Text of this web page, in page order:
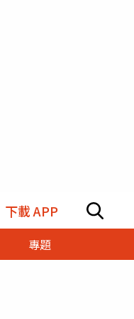
下載 APP
專題